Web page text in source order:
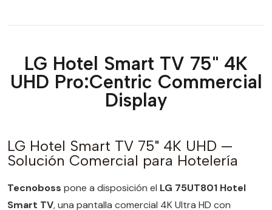
LG Hotel Smart TV 75" 4K
UHD Pro:Centric Commercial
Display
LG Hotel Smart TV 75" 4K UHD —
Solución Comercial para Hotelería
Tecnoboss pone a disposición el LG 75UT801 Hotel
Smart TV, una pantalla comercial 4K Ultra HD con